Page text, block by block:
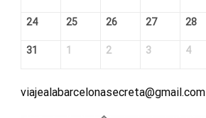
24 25 26 27 28
31 1 2 3 4
viajealabarcelonasecreta@gmail.com